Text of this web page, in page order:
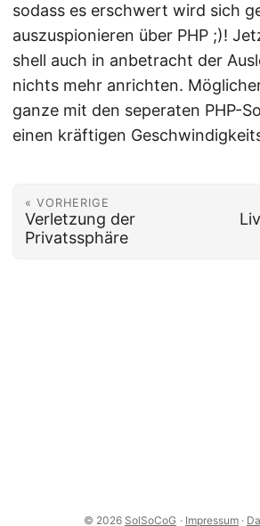
sodass es erschwert wird sich
auszuspionieren über PHP ;)!
shell auch in anbetracht der
nichts mehr anrichten.
ganze mit den seperaten PHP-
einen kräftigen
« VORHERIGE
Verletzung der
Privatssphäre
© 2026 SolSoCoG · Impressum ·